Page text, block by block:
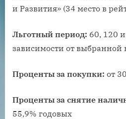
и Развития» (34 место в
Льготный период: 60, 120
зависимости от выбранной
Проценты за покупки: от
Проценты за снятие
55,9% годовых